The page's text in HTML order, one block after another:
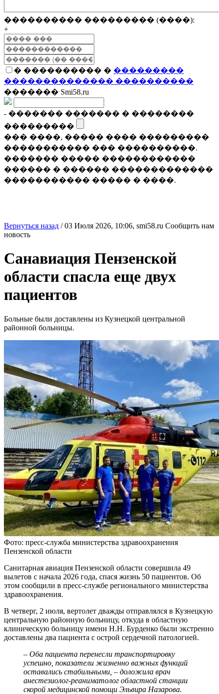
���������� ��������� (����):
+
� ���������� � ���������
�������������� ����������
������� Smi58.ru
- ������� ������� � ��������
���������
��� ����, ����� ���� ���������
����������� ��� ����������.
������� ����� ������������
������ � ������ �������������
����������� ����� � ����.
Вернуться назад /03 Июля 2026, 10:06, smi58.ru Сообщить нам
новость
Санавиация Пензенской
области спасла еще двух
пациентов
Больные были доставлены из Кузнецкой центральной
районной больницы.
Фото: пресс-служба министерства здравоохранения
Пензенской области
Санитарная авиация Пензенской области совершила 49
вылетов с начала 2026 года, спася жизнь 50 пациентов. Об
этом сообщили в пресс-службе регионального министерства
здравоохранения.
В четверг, 2 июля, вертолет дважды отправлялся в Кузнецкую
центральную районную больницу, откуда в областную
клиническую больницу имени Н.Н. Бурденко были экстренно
доставлены два пациента с острой сердечной патологией.
– Оба пациента перенесли транспортировку
успешно, показатели жизненно важных функций
оставались стабильными, – доложила врач
анестезиолог-реаниматолог областной станции
скорой медицинской помощи Эльвира Назарова.